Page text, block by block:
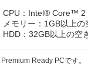
CPU：Intel® Core™ 2
メモリー：1GB以上
HDD：32GB以上の空
Ready PCです。